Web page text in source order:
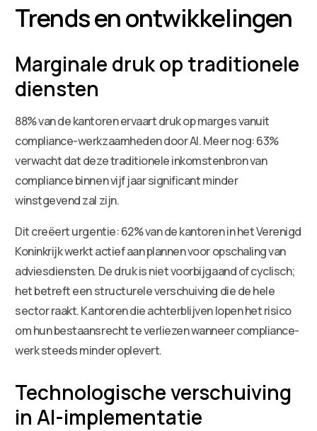
Trends en ontwikkelingen
Marginale druk op traditionele
diensten
88% van de kantoren ervaart druk op marges vanuit
compliance-werkzaamheden door AI. Meer nog: 63%
verwacht dat deze traditionele inkomstenbron van
compliance binnen vijf jaar significant minder
winstgevend zal zijn.
Dit creëert urgentie: 62% van de kantoren in het Verenigd
Koninkrijk werkt actief aan plannen voor opschaling van
adviesdiensten. De druk is niet voorbijgaand of cyclisch;
het betreft een structurele verschuiving die de hele
sector raakt. Kantoren die achterblijven lopen het risico
om hun bestaansrecht te verliezen wanneer compliance-
werk steeds minder oplevert.
Technologische verschuiving
in AI-implementatie